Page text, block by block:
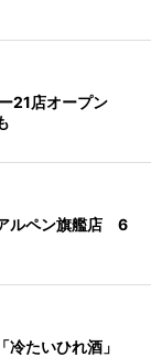
21店オープン
ルペン旗艦店 6
冷たいひれ酒」